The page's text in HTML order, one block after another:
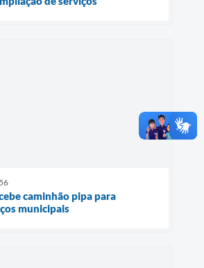
caminhão pipa para
municipais